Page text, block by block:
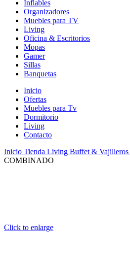
Inflables
Organizadores
Muebles para TV
Living
Oficina & Escritorios
Mopas
Gamer
Sillas
Banquetas
Inicio
Ofertas
Muebles para Tv
Dormitorio
Living
Contacto
Inicio Tienda Living Buffet & Vajilleros
COMBINADO
Click to enlarge